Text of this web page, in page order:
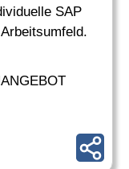
SAP